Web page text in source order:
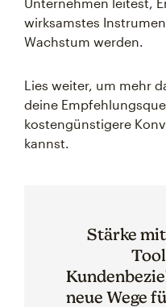
wirksamstes
Wachstum werden.
Lies weiter, um mehr
deine
kostengünstigere
kannst.
Stärke
neue Wege